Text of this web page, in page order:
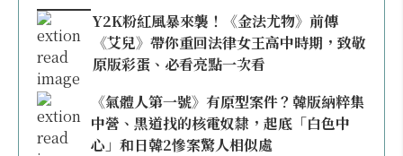
Y2K粉紅風暴來襲！《金法尤物》前傳
《艾兒》帶你重回法律女王高中時期，致敬
原版彩蛋、必看亮點一次看
《氣體人第一號》有原型案件？韓版納粹集
中營、黑道找的核電奴隸，起底「白色中
心」和日韓2慘案驚人相似處